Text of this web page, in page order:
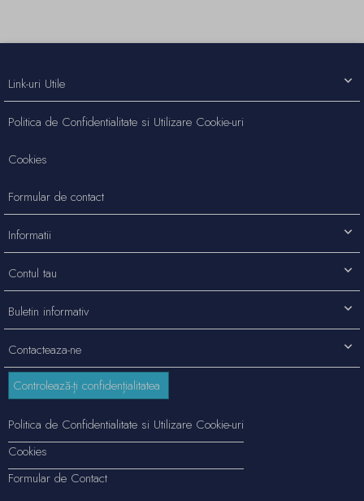
Contacteaza-ne
Link-uri Utile
Politica de Confidentialitate si Utilizare Cookie-uri
Cookies
Formular de contact
Informatii
Contul tau
Buletin informativ
Controlează-ți confidențialitatea
Politica de Confidentialitate si Utilizare Cookie-uri
Cookies
Formular de Contact